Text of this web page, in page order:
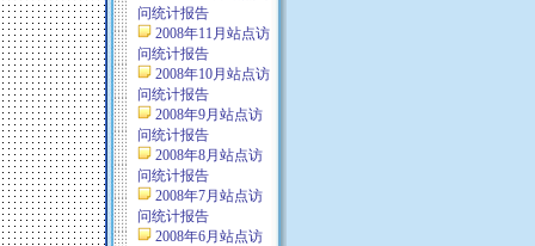
问统计报告
2008年11月站点访
问统计报告
2008年10月站点访
问统计报告
2008年9月站点访
问统计报告
2008年8月站点访
问统计报告
2008年7月站点访
问统计报告
2008年6月站点访